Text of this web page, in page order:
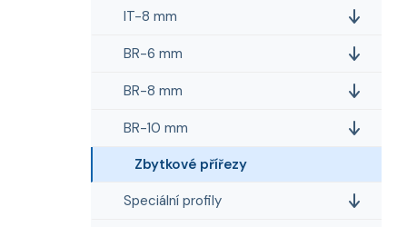
l
IT-8 mm
BR-6 mm
BR-8 mm
BR-10 mm
Zbytkové přířezy
Speciální profily